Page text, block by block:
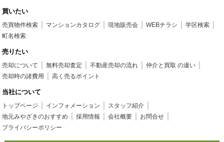
買いたい
売買物件検索 マンションカタログ 現地販売会 WEBチラシ
学区検索
町名検索
売りたい
売却について 無料売却査定 不動産売却の流れ
仲介と買取 の違い
売却時の諸費用
高く売るポイント
当社について
トップページ インフォメーション
スタッフ紹介
地元みやざきのおすすめ
採用情報 会社概要
お問合せ
プライバシーポリシー